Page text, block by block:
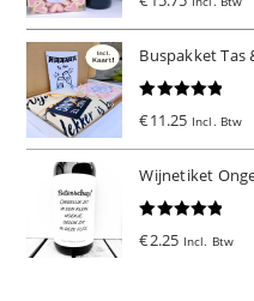
Buspakket Tas
€11.25 Incl. Btw
Wijnetiket
€2.25 Incl. Btw